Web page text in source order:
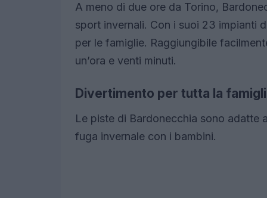
A meno di due ore da Torino,
sport invernali. Con i suoi 23 impianti
per le famiglie. Raggiungibile
un’ora e venti minuti.
Divertimento per tutta la
Le piste di Bardonecchia sono adatte
fuga invernale con i bambini.